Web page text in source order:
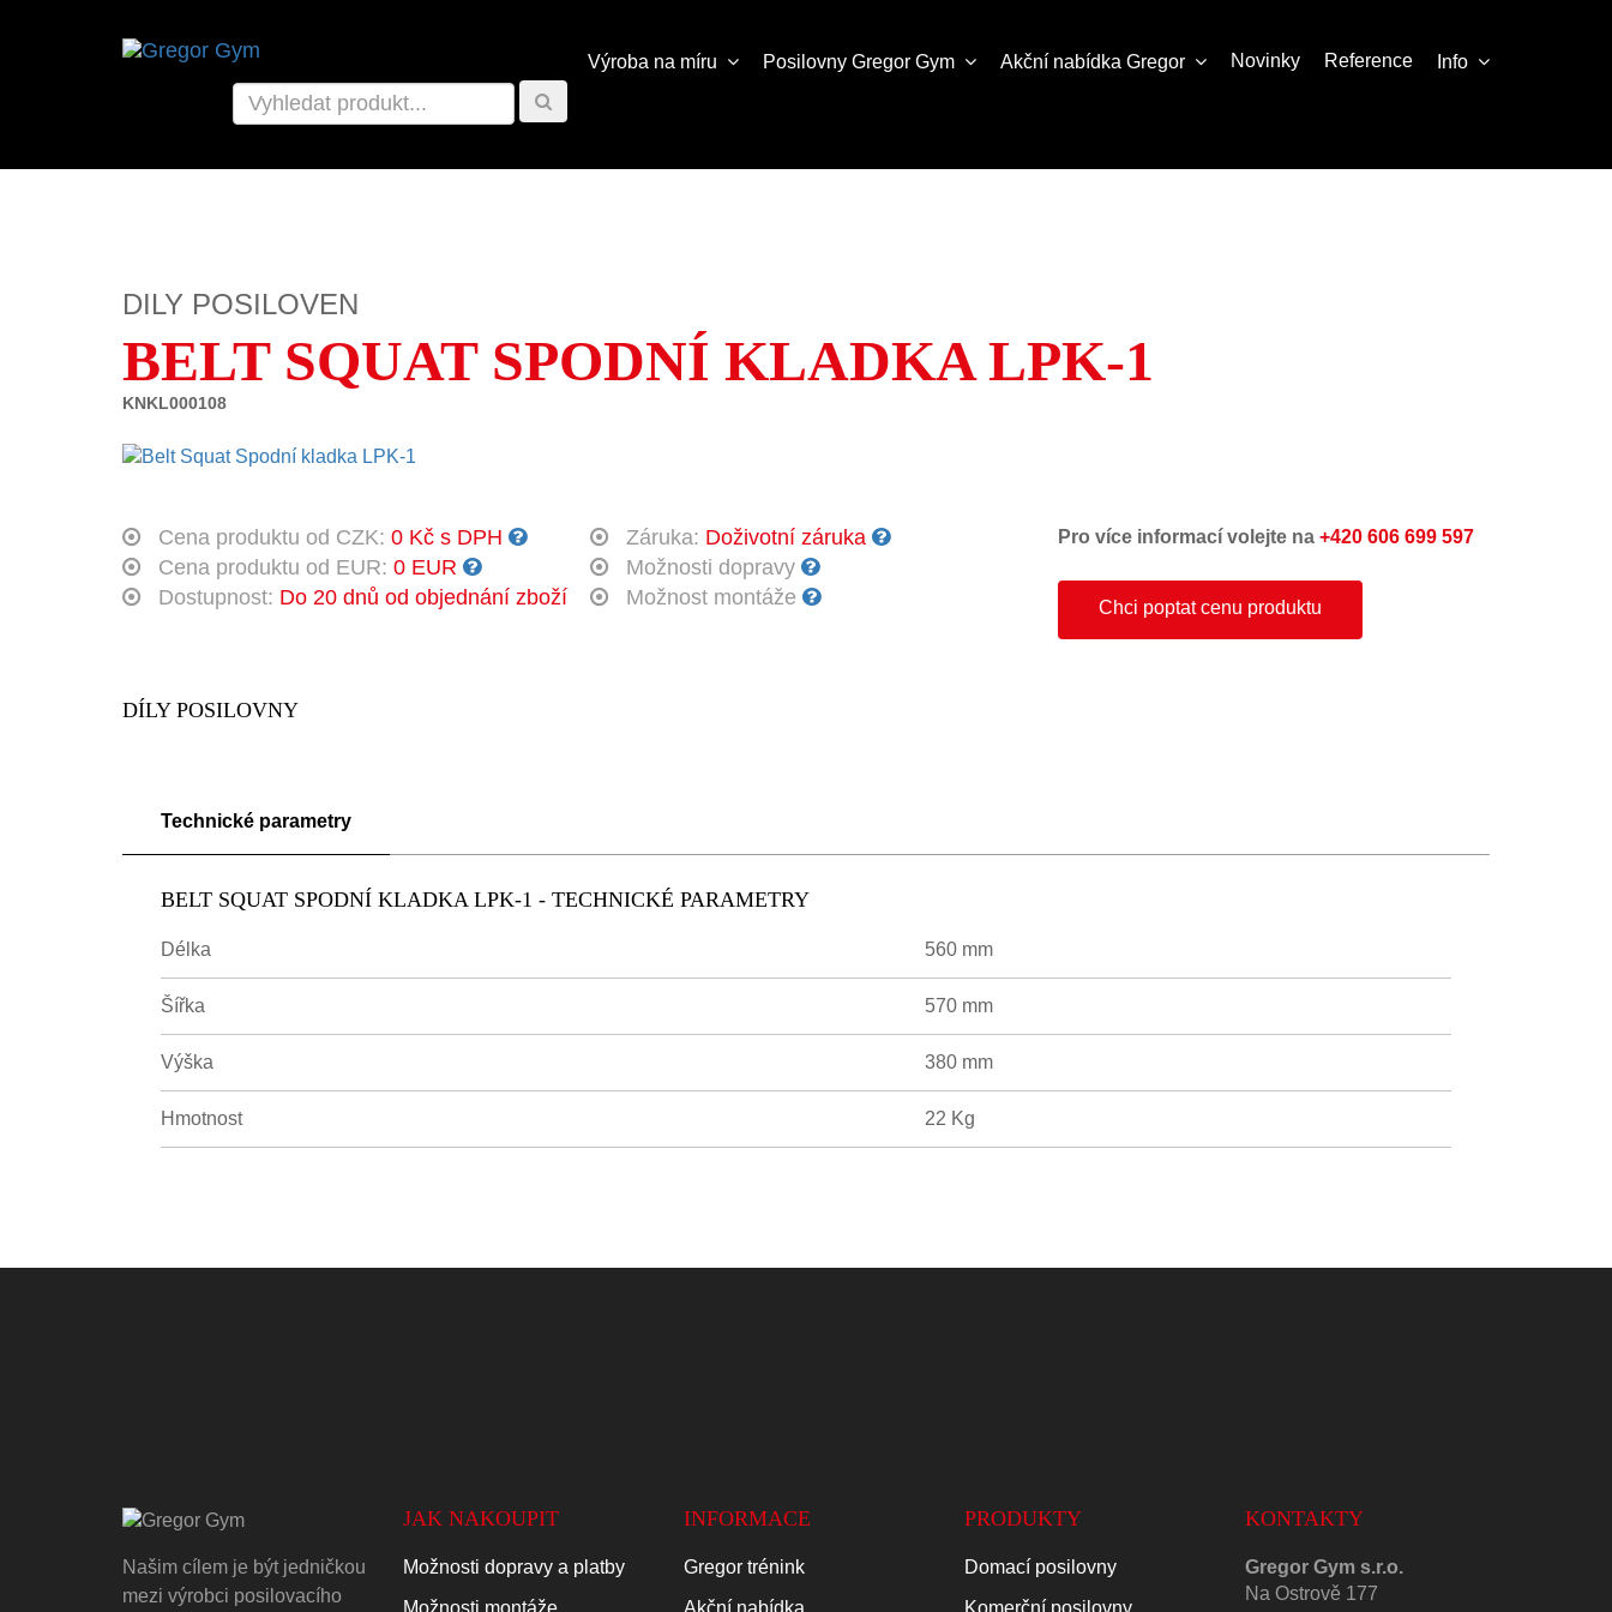
Výroba na míru Posilovny Gregor Gym Akční nabídka Gregor Novinky Reference Info
DILY POSILOVEN
BELT SQUAT SPODNÍ KLADKA LPK-1
KNKL000108
Cena produktu od CZK: 0 Kč s DPH
Cena produktu od EUR: 0 EUR
Dostupnost: Do 20 dnů od objednání zboží
Záruka: Doživotní záruka
Možnosti dopravy
Možnost montáže
Pro více informací volejte na +420 606 699 597
Chci poptat cenu produktu
DÍLY POSILOVNY
Technické parametry
BELT SQUAT SPODNÍ KLADKA LPK-1 - TECHNICKÉ PARAMETRY
Délka 560 mm
Šířka 570 mm
Výška 380 mm
Hmotnost 22 Kg
Našim cílem je být jedničkou
mezi výrobci posilovacího
JAK NAKOUPIT
Možnosti dopravy a platby
INFORMACE
Gregor trénink
PRODUKTY
Domací posilovny
KONTAKTY
Gregor Gym s.r.o.
Na Ostrově 177